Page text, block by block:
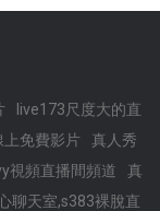
live173尺度大的直
上免費影片
真人秀
視頻直播間頻道
真
聊天室,s383裸脫直